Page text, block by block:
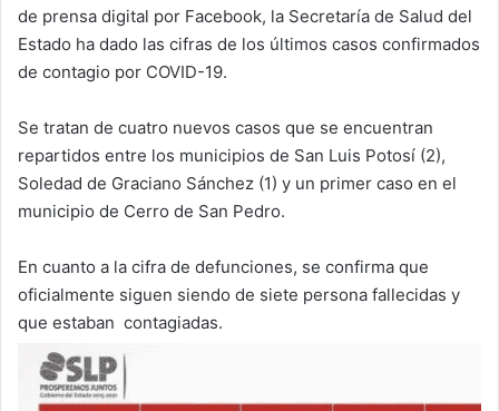
de prensa digital por Facebook, la Secretaría de Salud del
Estado ha dado las cifras de los últimos casos confirmados
de contagio por COVID-19.
Se tratan de cuatro nuevos casos que se encuentran
repartidos entre los municipios de San Luis Potosí (2),
Soledad de Graciano Sánchez (1) y un primer caso en el
municipio de Cerro de San Pedro.
En cuanto a la cifra de defunciones, se confirma que
oficialmente siguen siendo de siete persona fallecidas y
que estaban contagiadas.